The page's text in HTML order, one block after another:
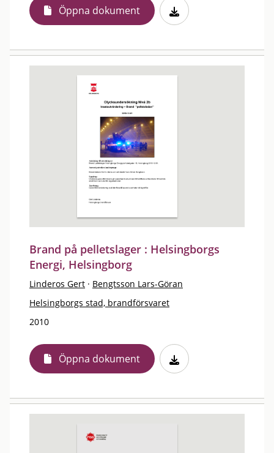
Öppna dokument
Brand på pelletslager : Helsingborgs
Energi, Helsingborg
Linderos Gert · Bengtsson Lars-Göran
Helsingborgs stad, brandförsvaret
2010
Öppna dokument